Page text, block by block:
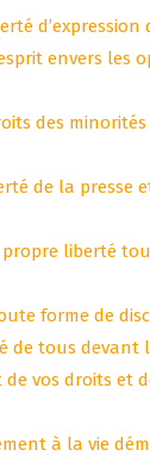
d’expression
envers les
des
de la presse
propre liberté
forme de
de tous devant
de vos droits et
à la vie